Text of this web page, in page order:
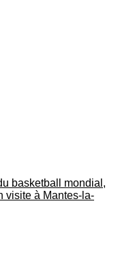
basketball mondial,
visite à Mantes-la-